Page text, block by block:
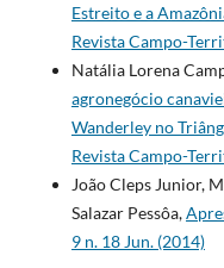
Estreito e a
Revista Campo-
Natália Lorena
agronegócio
Wanderley no
Revista Campo-
João Cleps Junior,
Salazar Pessôa,
9 n. 18 Jun. (2014)